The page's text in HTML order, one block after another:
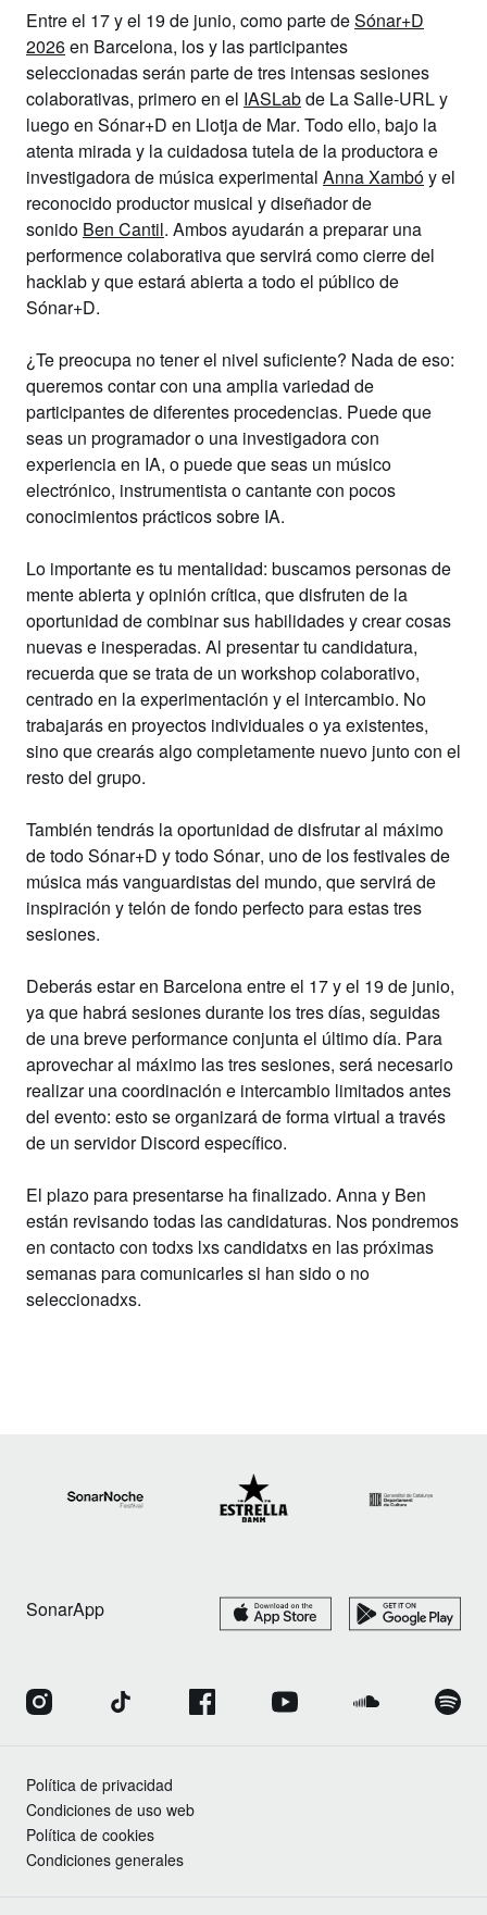
Entreel 17 y el 19 de junio, como parte deSónar+D
2026en Barcelona, los y las participantes
seleccionadas serán parte de tres intensas sesiones
colaborativas, primero en el IASLabde La Salle-URLy
luego en Sónar+D en Llotja de Mar. Todo ello, bajo la
atenta mirada y la cuidadosa tutela de la productora e
investigadora de música experimental Anna Xambóy el
reconocido productor musical y diseñador de
sonido Ben Cantil. Ambos ayudarán a preparar una
performence colaborativa que servirá como cierre del
hacklab y que estará abierta a todo el público de
Sónar+D.
¿Te preocupa no tener el nivel suficiente? Nada de eso:
queremos contar con una amplia variedad de
participantes de diferentes procedencias. Puede que
seas un programador o una investigadora con
experiencia en IA, o puede que seas un músico
electrónico, instrumentista o cantantecon pocos
conocimientos prácticos sobre IA.
Lo importante es tu mentalidad: buscamospersonas de
mente abierta y opinión crítica, que disfruten de la
oportunidad de combinar sus habilidades y crear cosas
nuevas e inesperadas. Al presentar tu candidatura,
recuerda que se trata de un workshop colaborativo,
centrado en laexperimentación y el intercambio. No
trabajarás en proyectos individuales o ya existentes,
sino que crearás algo completamente nuevo junto con el
resto del grupo.
También tendrás la oportunidad de disfrutar al máximo
de todoSónar+D y todoSónar, uno de los festivales de
música más vanguardistas del mundo, que servirá de
inspiración y telón de fondo perfecto para estas tres
sesiones.
Deberás estar en Barcelonaentre el 17 y el 19 de junio,
ya que habrá sesiones durante los tres días, seguidas
de una breve performance conjunta el último día. Para
aprovechar al máximo las tres sesiones, será necesario
realizar una coordinación e intercambio limitados antes
del evento: esto se organizará de forma virtual a través
de un servidor Discord específico.
El plazo para presentarse ha finalizado. Anna y Ben
están revisando todas las candidaturas. Nos pondremos
en contacto con todxs lxs candidatxs en las próximas
semanas para comunicarles si han sido o no
seleccionadxs.
SonarApp
Política de privacidad
Condiciones de uso web
Política de cookies
Condiciones generales